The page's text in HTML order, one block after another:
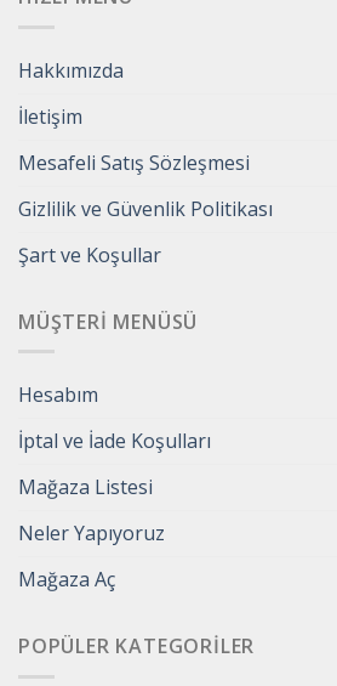
Hakkımızda
İletişim
Mesafeli Satış Sözleşmesi
Gizlilik ve Güvenlik Politikası
Şart ve Koşullar
MÜŞTERI MENÜSÜ
Hesabım
İptal ve İade Koşulları
Mağaza Listesi
Neler Yapıyoruz
Mağaza Aç
POPÜLER KATEGORILER